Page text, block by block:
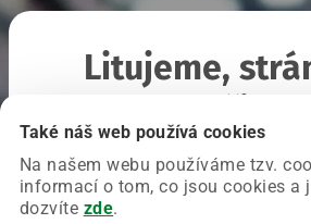
Také náš web používá cookies
Na našem webu používáme tzv.
informací o tom, co jsou cookies a
dozvíte zde.
Litujeme,
Chyba nastala na naší straně a
Zkuste prosím znovu načíst